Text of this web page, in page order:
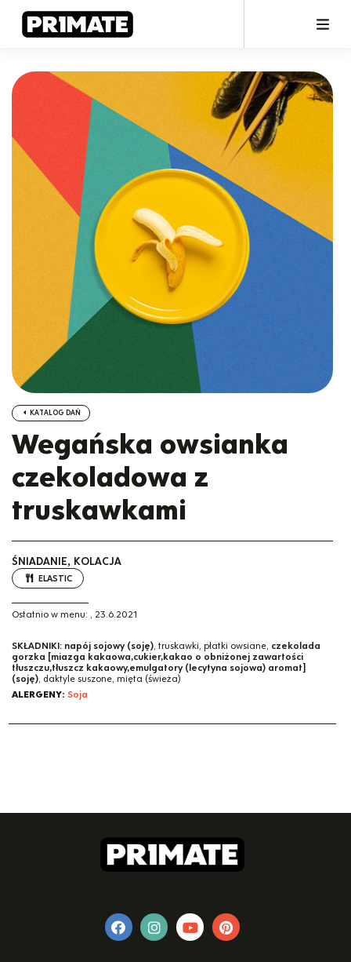
KATALOG DAŃ
Wegańska owsianka
czekoladowa z
truskawkami
ŚNIADANIE, KOLACJA
ELASTIC
Ostatnio w menu: , 23.6.2021
SKŁADNIKI: napój sojowy (soję), truskawki, płatki owsiane, czekolada
gorzka [miazga kakaowa,cukier,kakao o obniżonej zawartości
tłuszczu,tłuszcz kakaowy,emulgatory (lecytyna sojowa) aromat]
(soję), daktyle suszone, mięta (świeża)
ALERGENY: Soja